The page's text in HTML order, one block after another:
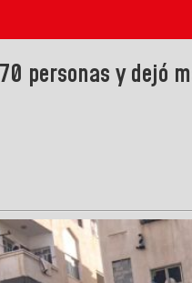
personas y dejó